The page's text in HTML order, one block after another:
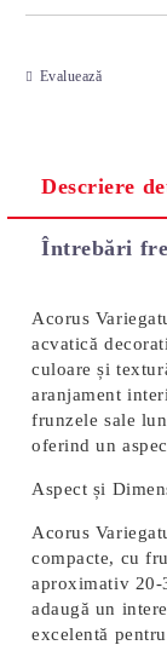
Evaluează
Descriere
Întrebări
Acorus
acvatică
culoare și
aranjament
frunzele sale
oferind un
Aspect și
Acorus
compacte, cu
aproximativ 20-
adaugă un
excelentă